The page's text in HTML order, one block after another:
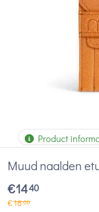
Product
Muud naalden
€1440
€1800